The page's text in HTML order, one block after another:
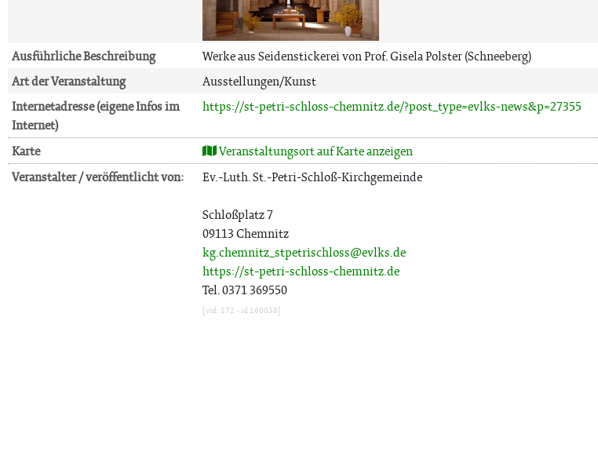
Ausführliche Beschreibung
Werke aus Seidenstickerei von Prof. Gisela Polster (Schneeberg)
Art der Veranstaltung
Ausstellungen/Kunst
Internetadresse (eigene Infos im
Internet)
https://st-petri-schloss-chemnitz.de/?post_type=evlks-news&p=27355
Karte
Veranstaltungsort auf Karte anzeigen
Veranstalter / veröffentlicht von:
Ev.-Luth. St.-Petri-Schloß-Kirchgemeinde
Schloßplatz 7
09113 Chemnitz
kg.chemnitz_stpetrischloss@evlks.de
https://st-petri-schloss-chemnitz.de
Tel. 0371 369550
[vid: 172 - id 160038]